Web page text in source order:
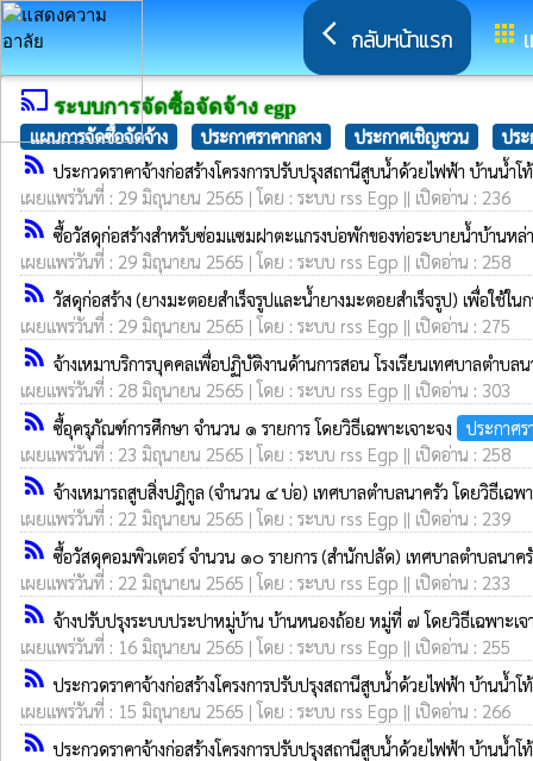
arrow_back_ios กลับหน้าแรก apps
cast ระบบการจัดซื้อจัดจ้าง egp
แผนการจัดซื้อจัดจ้าง ประกาศราคากลาง ประกาศเชิญชวน ประ
rss_feed ประกวดราคาจ้างก่อสร้างโครงการปรับปรุงสถานีสูบน้ำด้วยไฟฟ้า บ้าน
เผยแพร่วันที่ : 29 มิถุนายน 2565 | โดย : ระบบ rss Egp || เปิดอ่าน : 236
rss_feed ซื้อวัสดุก่อสร้างสำหรับซ่อมแซมฝาตะแกรงบ่อพักของท่อระบายน้ำบ้านห
เผยแพร่วันที่ : 29 มิถุนายน 2565 | โดย : ระบบ rss Egp || เปิดอ่าน : 258
rss_feed วัสดุก่อสร้าง (ยางมะตอยสำเร็จรูปและน้ำยางมะตอยสำเร็จรูป) เพื่อใช้
เผยแพร่วันที่ : 29 มิถุนายน 2565 | โดย : ระบบ rss Egp || เปิดอ่าน : 275
rss_feed จ้างเหมาบริการบุคคลเพื่อปฏิบัติงานด้านการสอน โรงเรียนเทศบาลตำบล
เผยแพร่วันที่ : 28 มิถุนายน 2565 | โดย : ระบบ rss Egp || เปิดอ่าน : 303
rss_feed ซื้อุครุภัณฑ์การศึกษา จำนวน ๑ รายการ โดยวิธีเฉพาะเจาะจง
ประกาศ
เผยแพร่วันที่ : 23 มิถุนายน 2565 | โดย : ระบบ rss Egp || เปิดอ่าน : 258
rss_feed จ้างเหมารถสูบสิ่งปฎิกูล (จำนวน ๔ บ่อ) เทศบาลตำบลนาครัว โดยวิธีเฉพ
เผยแพร่วันที่ : 22 มิถุนายน 2565 | โดย : ระบบ rss Egp || เปิดอ่าน : 239
rss_feed ซื้อวัสดุคอมพิวเตอร์ จำนวน ๑๐ รายการ (สำนักปลัด) เทศบาลตำบลนาค
เผยแพร่วันที่ : 22 มิถุนายน 2565 | โดย : ระบบ rss Egp || เปิดอ่าน : 233
rss_feed จ้างปรับปรุงระบบประปาหมู่บ้าน บ้านหนองถ้อย หมู่ที่ ๗ โดยวิธีเฉพาะเ
เผยแพร่วันที่ : 16 มิถุนายน 2565 | โดย : ระบบ rss Egp || เปิดอ่าน : 255
rss_feed ประกวดราคาจ้างก่อสร้างโครงการปรับปรุงสถานีสูบน้ำด้วยไฟฟ้า บ้าน
เผยแพร่วันที่ : 15 มิถุนายน 2565 | โดย : ระบบ rss Egp || เปิดอ่าน : 266
rss_feed ประกวดราคาจ้างก่อสร้างโครงการปรับปรุงสถานีสูบน้ำด้วยไฟฟ้า บ้าน